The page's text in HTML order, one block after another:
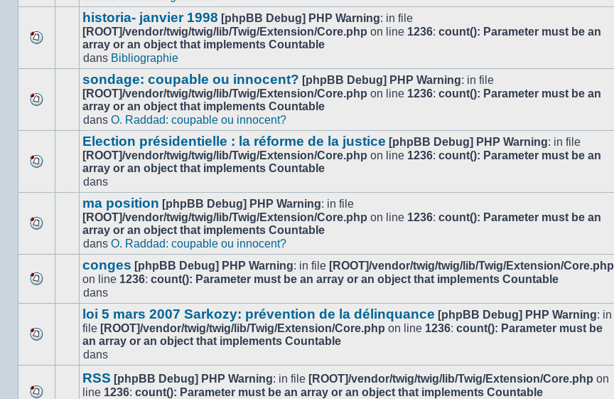
message
nouveau
message
historia- janvier 1998 [phpBB Debug] PHP Warning: in file
[ROOT]/vendor/twig/twig/lib/Twig/Extension/Core.php on line 1236: count(): Parameter must be an
array or an object that implements Countable
dans Bibliographie
nouveau
message
sondage: coupable ou innocent? [phpBB Debug] PHP Warning: in file
[ROOT]/vendor/twig/twig/lib/Twig/Extension/Core.php on line 1236: count(): Parameter must be an
array or an object that implements Countable
dans O. Raddad: coupable ou innocent?
nouveau
message
Election présidentielle : la réforme de la justice [phpBB Debug] PHP Warning: in file
[ROOT]/vendor/twig/twig/lib/Twig/Extension/Core.php on line 1236: count(): Parameter must be an
array or an object that implements Countable
dans
nouveau
message
ma position [phpBB Debug] PHP Warning: in file
[ROOT]/vendor/twig/twig/lib/Twig/Extension/Core.php on line 1236: count(): Parameter must be an
array or an object that implements Countable
dans O. Raddad: coupable ou innocent?
nouveau
message
ce
conges [phpBB Debug] PHP Warning: in file [ROOT]/vendor/twig/twig/lib/Twig/Extension/Core.php
on line 1236: count(): Parameter must be an array or an object that implements Countable
dans
nouveau
message
loi 5 mars 2007 Sarkozy: prévention de la délinquance [phpBB Debug] PHP Warning: in
file [ROOT]/vendor/twig/twig/lib/Twig/Extension/Core.php on line 1236: count(): Parameter must be
an array or an object that implements Countable
dans
RSS [phpBB Debug] PHP Warning: in file [ROOT]/vendor/twig/twig/lib/Twig/Extension/Core.php on
line 1236: count(): Parameter must be an array or an object that implements Countable